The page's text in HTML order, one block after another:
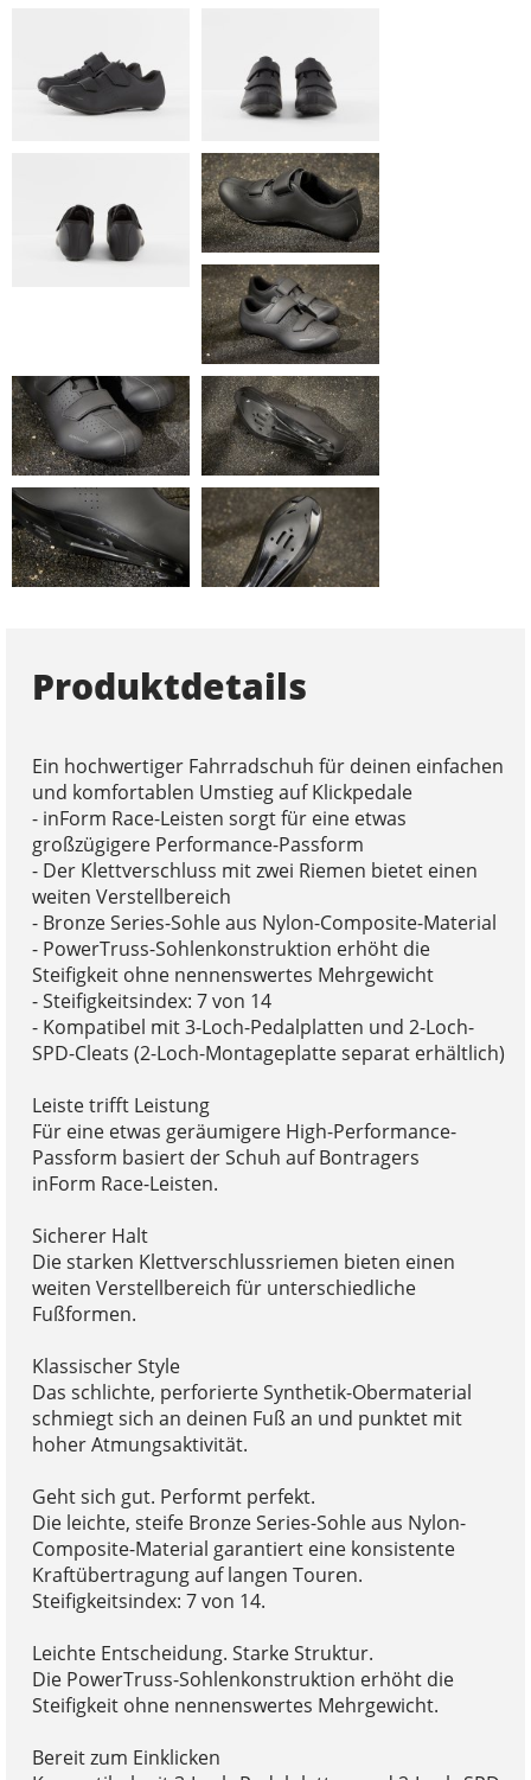
Produktdetails
Ein hochwertiger Fahrradschuh für deinen einfachen
und komfortablen Umstieg auf Klickpedale
- inForm Race-Leisten sorgt für eine etwas
großzügigere Performance-Passform
- Der Klettverschluss mit zwei Riemen bietet einen
weiten Verstellbereich
- Bronze Series-Sohle aus Nylon-Composite-Material
- PowerTruss-Sohlenkonstruktion erhöht die
Steifigkeit ohne nennenswertes Mehrgewicht
- Steifigkeitsindex: 7 von 14
- Kompatibel mit 3-Loch-Pedalplatten und 2-Loch-
SPD-Cleats (2-Loch-Montageplatte separat erhältlich)
Leiste trifft Leistung
Für eine etwas geräumigere High-Performance-
Passform basiert der Schuh auf Bontragers
inForm Race-Leisten.
Sicherer Halt
Die starken Klettverschlussriemen bieten einen
weiten Verstellbereich für unterschiedliche
Fußformen.
Klassischer Style
Das schlichte, perforierte Synthetik-Obermaterial
schmiegt sich an deinen Fuß an und punktet mit
hoher Atmungsaktivität.
Geht sich gut. Performt perfekt.
Die leichte, steife Bronze Series-Sohle aus Nylon-
Composite-Material garantiert eine konsistente
Kraftübertragung auf langen Touren.
Steifigkeitsindex: 7 von 14.
Leichte Entscheidung. Starke Struktur.
Die PowerTruss-Sohlenkonstruktion erhöht die
Steifigkeit ohne nennenswertes Mehrgewicht.
Bereit zum Einklicken